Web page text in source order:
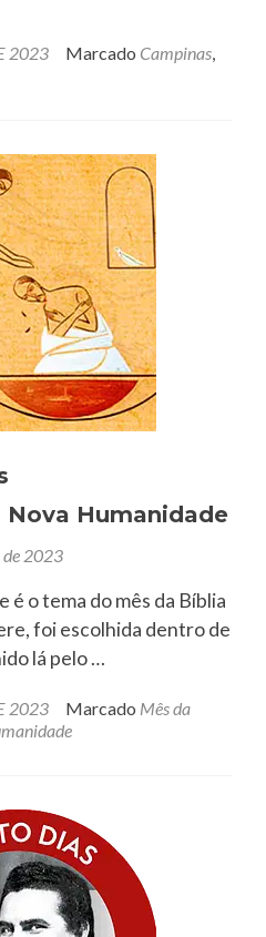
2023 Marcado Campinas,
Nova Humanidade
de 2023
é o tema do mês da Bíblia
foi escolhida dentro de
lá pelo …
2023 Marcado Mês da